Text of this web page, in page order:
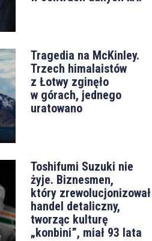
Tragedia na McKinley.
Trzech himalaistów
z Łotwy zginęło
w górach, jednego
uratowano
Toshifumi Suzuki nie
żyje. Biznesmen,
który zrewolucjonizował
handel detaliczny,
tworząc kulturę
„konbini”, miał 93 lata